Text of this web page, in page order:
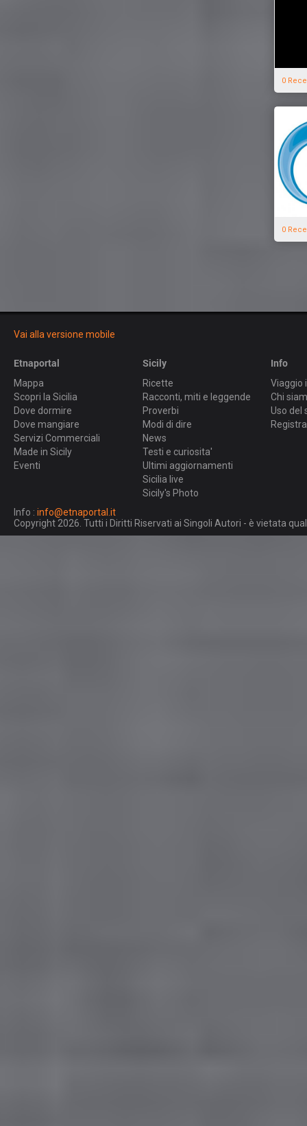
0
0
Vai alla versione mobile
Etnaportal
Mappa
Scopri la Sicilia
Dove dormire
Dove mangiare
Servizi Commerciali
Made in Sicily
Eventi
Sicily
Ricette
Racconti, miti e leggende
Proverbi
Modi di dire
News
Testi e curiosita'
Ultimi aggiornamenti
Sicilia live
Sicily's Photo
Info
Viaggio
Chi
Uso del
Info : info@etnaportal.it
Copyright 2026. Tutti i Diritti Riservati ai Singoli Autori - è vietata